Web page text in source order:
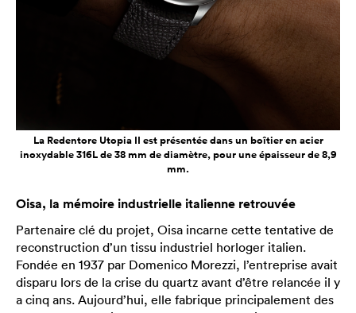
La Redentore Utopia II est présentée dans un boîtier en acier
inoxydable 316L de 38 mm de diamètre, pour une épaisseur de 8,9
mm.
Oisa, la mémoire industrielle italienne retrouvée
Partenaire clé du projet, Oisa incarne cette tentative de
reconstruction d’un tissu industriel horloger italien.
Fondée en 1937 par Domenico Morezzi, l’entreprise avait
disparu lors de la crise du quartz avant d’être relancée il y
a cinq ans. Aujourd’hui, elle fabrique principalement des